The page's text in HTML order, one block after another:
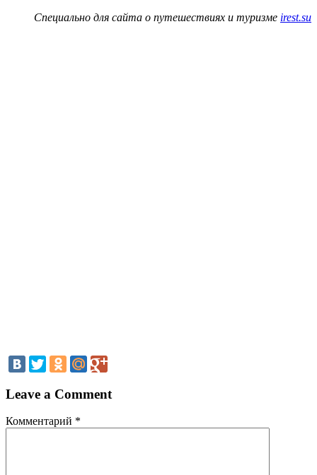
Специально для сайта о путешествиях и туризме irest.su
Leave a Comment
Комментарий *